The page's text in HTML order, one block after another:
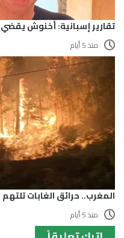
تقارير إسبانية: أخنوش
منذ 5 أيام
المغرب.. حرائق الغابات تلتهم أكثر من 4 آلاف
منذ 5 أيام